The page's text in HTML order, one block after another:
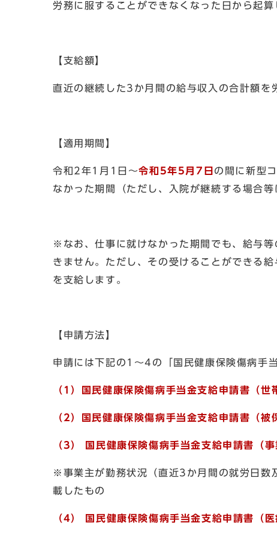
労務に服することができなくなった日から起
【支給額】
直近の継続した3か月間の給与収入の合計額
【適用期間】
令和2年1月1日～令和5年5月7日 の間に新型
なかった期間（ただし、入院が継続する場合
※なお、仕事に就けなかった期間でも、給与
きません。ただし、その受けることができる
を支給します。
【申請方法】
申請には下記の1～4の「国民健康保険傷病手
（1） 国民健康保険傷病手当金支給申請書（世
（2） 国民健康保険傷病手当金支給申請書（被
（3） 国民健康保険傷病手当金支給申請書（事
※事業主が勤務状況（直近3か月間の就労日数
載したもの
（4） 国民健康保険傷病手当金支給申請書（医